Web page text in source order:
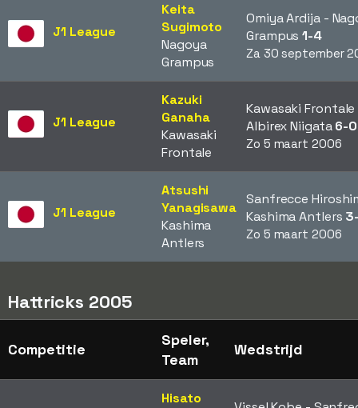
J1 League
Keita
Sugimoto
Nagoya
Grampus
Omiya Ardija -
Grampus1-4
Za 30 september
J1 League
Kazuki
Ganaha
Kawasaki
Frontale
Kawasaki
Albirex Niigata6-0
Zo 5 maart 2006
J1 League
Atsushi
Yanagisawa
Kashima
Antlers
Sanfrecce
Kashima Antlers
Zo 5 maart 2006
Hattricks 2005
Competitie
Speler,
Team
Wedstrijd
Hisato